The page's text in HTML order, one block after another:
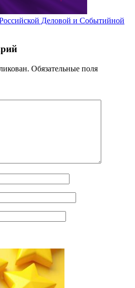
Деловой и Событийной
Обязательные поля